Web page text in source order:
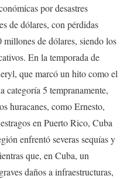
por desastres
de dólares, con pérdidas
millones de dólares, siendo los
En la temporada de
que marcó un hito como el
categoría 5 tempranamente,
huracanes, como Ernesto,
en Puerto Rico, Cuba
enfrentó severas sequías y
que, en Cuba, un
daños a infraestructuras,